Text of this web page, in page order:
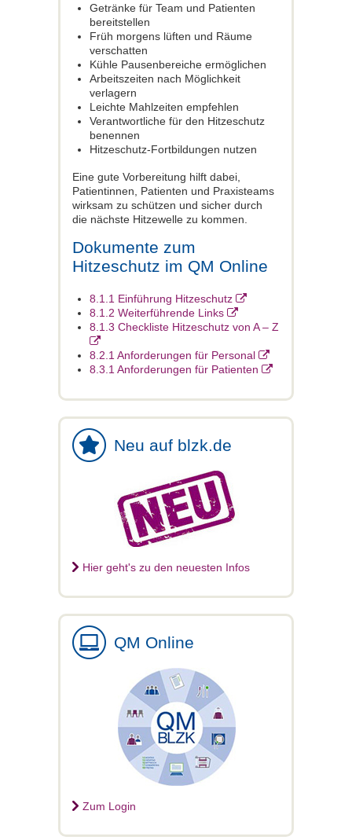
Getränke für Team und Patienten
bereitstellen
Früh morgens lüften und Räume
verschatten
Kühle Pausenbereiche ermöglichen
Arbeitszeiten nach Möglichkeit
verlagern
Leichte Mahlzeiten empfehlen
Verantwortliche für den Hitzeschutz
benennen
Hitzeschutz-Fortbildungen nutzen
Eine gute Vorbereitung hilft dabei,
Patientinnen, Patienten und Praxisteams
wirksam zu schützen und sicher durch
die nächste Hitzewelle zu kommen.
Dokumente zum
Hitzeschutz im QM Online
8.1.1 Einführung Hitzeschutz
8.1.2 Weiterführende Links
8.1.3 Checkliste Hitzeschutz von A – Z
8.2.1 Anforderungen für Personal
8.3.1 Anforderungen für Patienten
Neu auf blzk.de
Hier geht's zu den neuesten Infos
QM Online
Zum Login